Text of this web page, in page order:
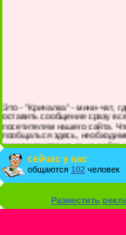
Это - "Кричалка" - мини-чат,
оставить сообщение сразу
посетителям нашего сайта.
пообщаться здесь,
зарегистрироваться на сайте
своими логином и паролем.
сейчас у нас
общаются 102 человек
Разместить